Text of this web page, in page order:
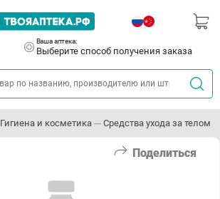
Ваша аптека:
Выберите способ получения заказа
Гигиена и косметика Средства ухода за телом
Поделиться